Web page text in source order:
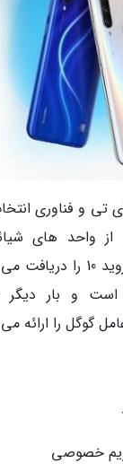
و فناوری
روزرسانی جدید
است و بار
گوگل را ارائه
خصوصی